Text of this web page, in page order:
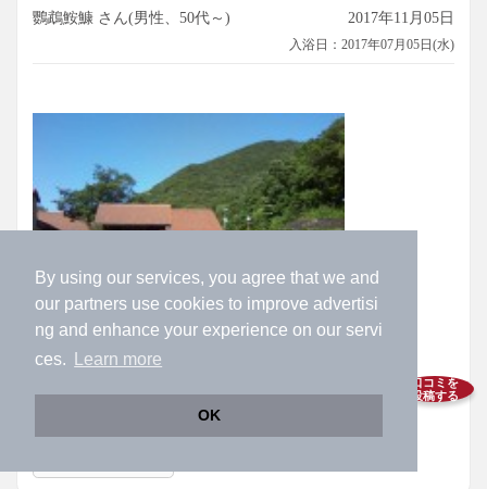
By using our services, you agree that we and
our partners use cookies to improve advertisi
ng and enhance your experience on our servi
ces.
Learn more
OK
口コミを
投稿する
鸚鵡鮟鱇 さん(男性、50代～) 2017年11月05日
入浴日：2017年07月05日(水)